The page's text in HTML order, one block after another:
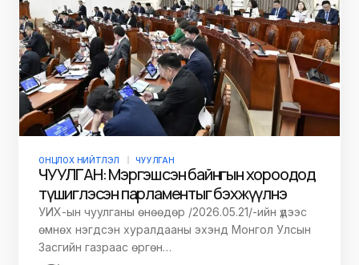
ОНЦЛОХ НИЙТЛЭЛ ЧУУЛГАН
ЧУУЛГАН: Мэргэшсэн байнгын хороодод
түшиглэсэн парламентыг бэхжүүлнэ
УИХ-ын чуулганы өнөөдөр /2026.05.21/-ийн үдээс
өмнөх нэгдсэн хуралдааны эхэнд Монгол Улсын
Засгийн газраас өргөн…